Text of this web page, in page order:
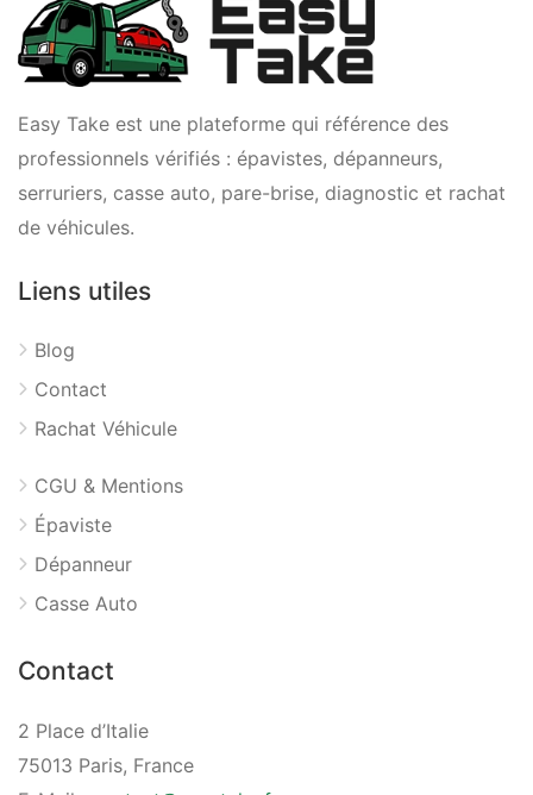
Easy Take est une plateforme qui référence des
professionnels vérifiés : épavistes, dépanneurs,
serruriers, casse auto, pare-brise, diagnostic et rachat
de véhicules.
Liens utiles
Blog
Contact
Rachat Véhicule
CGU & Mentions
Épaviste
Dépanneur
Casse Auto
Contact
2 Place d’Italie
75013 Paris, France